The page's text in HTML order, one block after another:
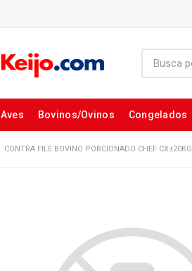
Aves Bovinos/Ovinos Congelados
CONTRA FILE BOVINO PORCIONADO CHEF CX±20KG